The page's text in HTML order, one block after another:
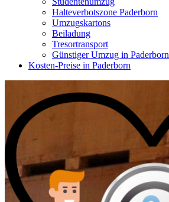
Halteverbotszone Paderborn
Umzugskartons
Beiladung
Tresortransport
Günstiger Umzug in Paderborn
Kosten-Preise in Paderborn